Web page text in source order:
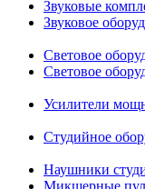
Звуковые
Звуковое
Световое
Cветовое
Усилители
Студийное
Наушники
Микшерные